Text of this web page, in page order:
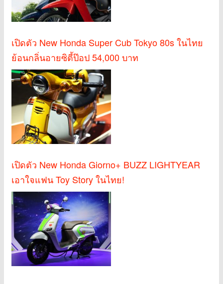
เปิดตัว New Honda Super Cub Tokyo 80s ในไทย
ย้อนกลิ่นอายซิตี้ป๊อป 54,000 บาท
เปิดตัว New Honda Giorno+ BUZZ LIGHTYEAR
เอาใจแฟน Toy Story ในไทย!